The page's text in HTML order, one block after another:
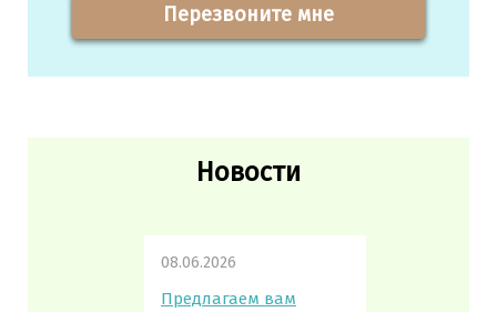
Перезвоните мне
Новости
08.06.2026
Предлагаем вам